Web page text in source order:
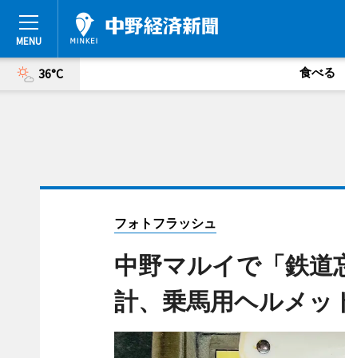
36°C 食べる
フォトフラッシュ
中野マルイで「鉄
計、乗馬用ヘルメッ